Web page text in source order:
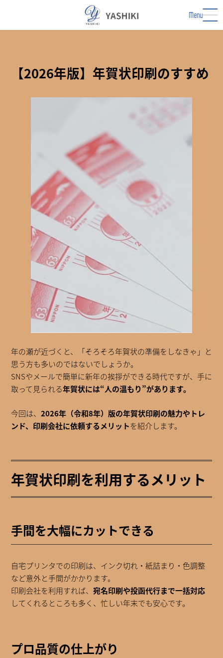
Menu
【2026年版】年賀状印刷のすすめ
年の瀬が近づくと、「そろそろ年賀状の準備をしなきゃ」と
思う方も多いのではないでしょうか。
SNSやメールで簡単に新年の挨拶ができる時代ですが、手に
取って見られる年賀状には“人の温もり”があります。
今回は、 2026年（令和8年）版の年賀状印刷の魅力やトレ
ンド、印刷会社に依頼するメリットを紹介します。
年賀状印刷を利用するメリット
手間を大幅にカットできる
自宅プリンタでの印刷は、インク切れ・紙詰まり・色調整
など意外と手間がかかります。
印刷会社を利用すれば、 宛名印刷や投函代行まで一括対応
してくれるところも多く、忙しい年末でも安心です。
プロ品質の仕上がり